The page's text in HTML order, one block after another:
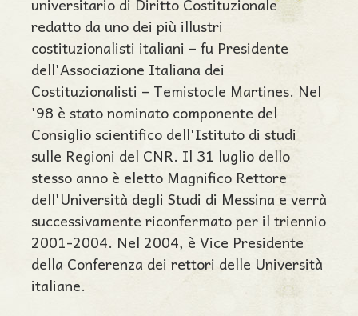
redatto da uno dei più illustri
costituzionalisti italiani – fu Presidente
dell'Associazione Italiana dei
Costituzionalisti – Temistocle Martines. Nel
'98 è stato nominato componente del
Consiglio scientifico dell'Istituto di studi
sulle Regioni del CNR. Il 31 luglio dello
stesso anno è eletto Magnifico Rettore
dell'Università degli Studi di Messina e verrà
successivamente riconfermato per il triennio
2001-2004. Nel 2004, è Vice Presidente
della Conferenza dei rettori delle Università
italiane.